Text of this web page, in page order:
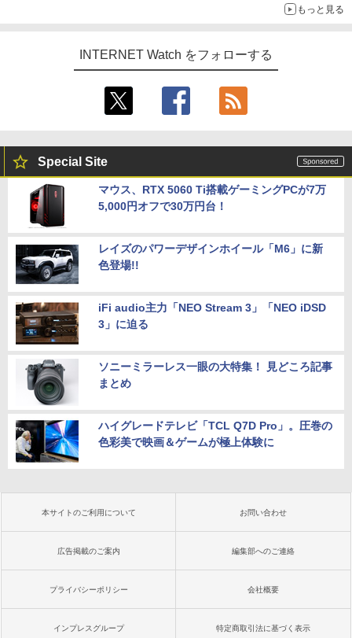
もっと見る
INTERNET Watch をフォローする
Special Site
マウス、RTX 5060 Ti搭載ゲーミングPCが7万
5,000円オフで30万円台！
レイズのパワーデザインホイール「M6」に新
色登場!!
iFi audio主力「NEO Stream 3」「NEO iDSD
3」に迫る
ソニーミラーレス一眼の大特集！ 見どころ記事
まとめ
ハイグレードテレビ「TCL Q7D Pro」。圧巻の
色彩美で映画＆ゲームが極上体験に
本サイトのご利用について お問い合わせ
広告掲載のご案内 編集部へのご連絡
プライバシーポリシー 会社概要
インプレスグループ 特定商取引法に基づく表示